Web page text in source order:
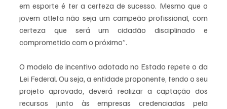
em esporte é ter a certeza de sucesso. Mesmo que o
jovem atleta não seja um campeão profissional, com
certeza que será um cidadão disciplinado e
comprometido com o próximo”.
O modelo de incentivo adotado no Estado repete o da
Lei Federal. Ou seja, a entidade proponente, tendo o seu
projeto aprovado, deverá realizar a captação dos
recursos junto às empresas credenciadas pela